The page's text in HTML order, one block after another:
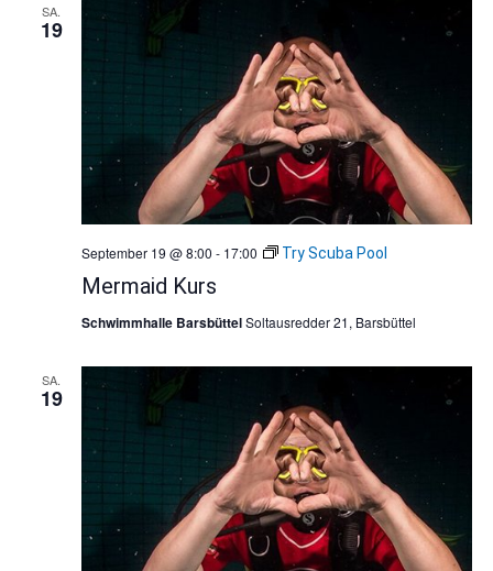
SA.
19
Mermaid Kurs
September 19 @ 8:00 - 17:00 Try Scuba Pool
Schwimmhalle BarsbüttelSoltausredder 21, Barsbüttel
SA.
19